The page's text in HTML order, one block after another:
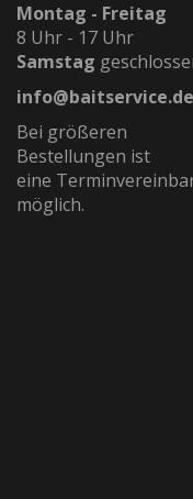
Montag - Freitag
8 Uhr - 17 Uhr
Samstag
info@baitservice.de
Bei größeren
Bestellungen ist
eine
möglich.